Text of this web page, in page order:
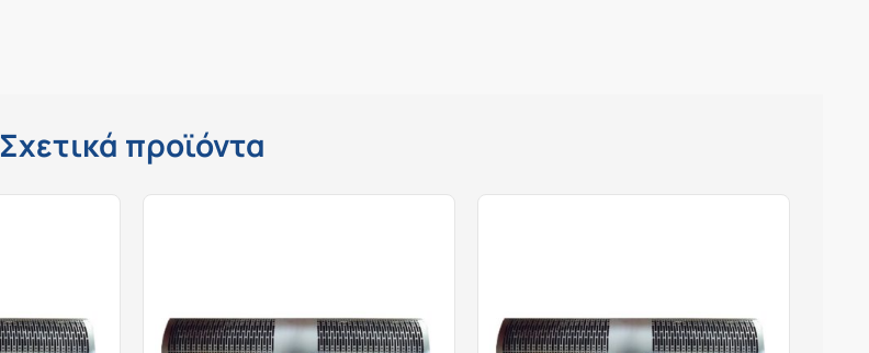
Σχετικά προϊόντα